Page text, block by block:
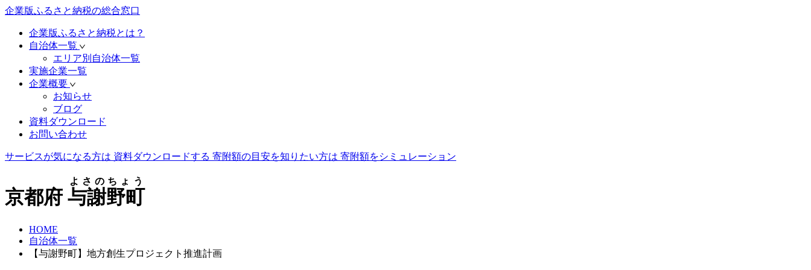
企業版ふるさと納税の総合窓口
企業版ふるさと納税とは？
自治体一覧
エリア別自治体一覧
実施企業一覧
企業概要
お知らせ
ブログ
資料ダウンロード
お問い合わせ
サービスが気になる方は 資料ダウンロードする 寄附額の目安を知りたい方は 寄附額をシミュレーション
京都府 与謝野町
よさのちょう
HOME
自治体一覧
【与謝野町】地方創生プロジェクト推進計画